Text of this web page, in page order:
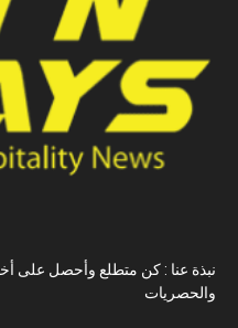
نبذة عنا : كن متطلع وأحصل على أخر
والحصريات